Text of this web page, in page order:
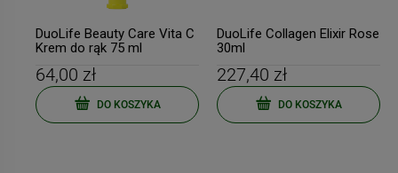
DuoLife Beauty Care Vita C
Krem do rąk 75 ml
64,00 zł
DO KOSZYKA
DuoLife Collagen Elixir Rose
30ml
227,40 zł
DO KOSZYKA